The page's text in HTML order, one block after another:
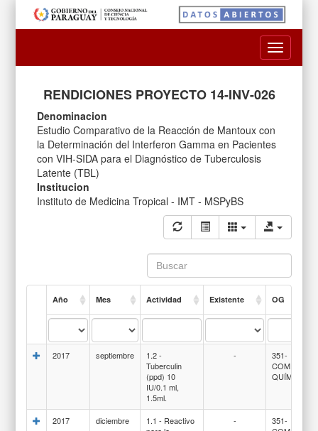
Toggle
RENDICIONES PROYECTO 14-INV-026
Denominacion
Estudio Comparativo de la Reacción de Mantoux con
la Determinación del Interferon Gamma en Pacientes
con VIH-SIDA para el Diagnóstico de Tuberculosis
Latente (TBL)
Institucion
Instituto de Medicina Tropical - IMT - MSPyBS
Año Mes Actividad Existente OG
2017 septiembre
1.2 -
Tuberculin
(ppd) 10
IU/0.1 ml,
1.5ml.
-
351-
QUÍMICOS
2017 diciembre
1.1 - Reactivo
-
351-